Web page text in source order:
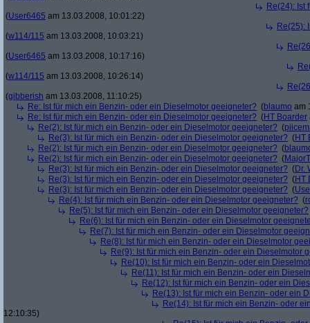
Re(24): Ist
(User6465 am 13.03.2008, 10:01:22)
Re(25):
(w114/115 am 13.03.2008, 10:03:21)
(User6465 am 13.03.2008, 10:17:16)
(w114/115 am 13.03.2008, 10:26:14)
(gibberish am 13.03.2008, 11:10:25)
Re: Ist für mich ein Benzin- oder ein Dieselmotor geeigneter? (blaumo am
Re: Ist für mich ein Benzin- oder ein Dieselmotor geeigneter? (HT Boarder
Re(2): Ist für mich ein Benzin- oder ein Dieselmotor geeigneter? (
Re(3): Ist für mich ein Benzin- oder ein Dieselmotor geeigneter? (HT
Re(2): Ist für mich ein Benzin- oder ein Dieselmotor geeigneter? (
Re(2): Ist für mich ein Benzin- oder ein Dieselmotor geeigneter? (
Re(3): Ist für mich ein Benzin- oder ein Dieselmotor geeigneter? (Dr.
Re(3): Ist für mich ein Benzin- oder ein Dieselmotor geeigneter? (HT
Re(3): Ist für mich ein Benzin- oder ein Dieselmotor geeigneter? (
Re(4): Ist für mich ein Benzin- oder ein Dieselmotor geeigneter? (
Re(5): Ist für mich ein Benzin- oder ein Dieselmotor geeigneter?
Re(6): Ist für mich ein Benzin- oder ein Dieselmotor
Re(7): Ist für mich ein Benzin- oder ein Dieselmotor
Re(8): Ist für mich ein Benzin- oder ein Dieselmotor
Re(9): Ist für mich ein Benzin- oder ein Dieselmotor
Re(10): Ist für mich ein Benzin- oder ein
Re(11): Ist für mich ein Benzin- oder ein
Re(12): Ist für mich ein Benzin- oder ein
Re(13): Ist für mich ein Benzin- oder ein
Re(14): Ist für mich ein Benzin- oder
12:10:35)